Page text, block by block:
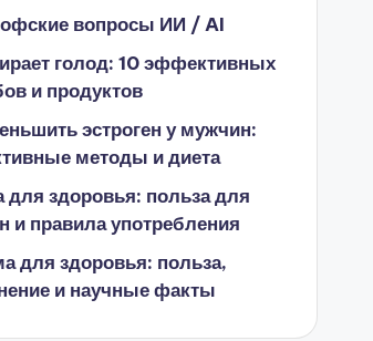
вопросы ИИ / AI
голод: 10 эффективных
и продуктов
эстроген у мужчин:
методы и диета
для здоровья: польза для
и правила употребления
для здоровья: польза,
и научные факты